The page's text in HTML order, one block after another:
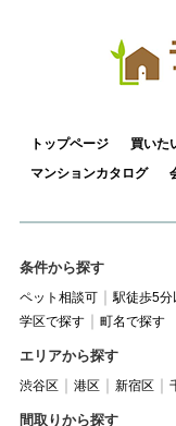
トップページ 買いた
マンションカタログ
条件から探す
ペット相談可 駅徒歩5分
学区で探す
町名で探す
エリアから探す
渋谷区 港区 新宿区
間取りから探す